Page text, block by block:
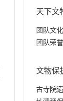
天下文
团队文化
团队荣誉
文物保
古寺院遗